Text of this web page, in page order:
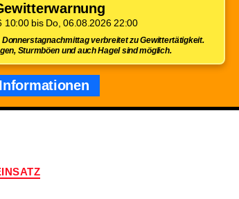
10:00 bis Do, 06.08.2026 22:00
verbreitet zu Gewittertätigkeit.
Sturmböen und auch Hagel sind möglich.
Kategorien